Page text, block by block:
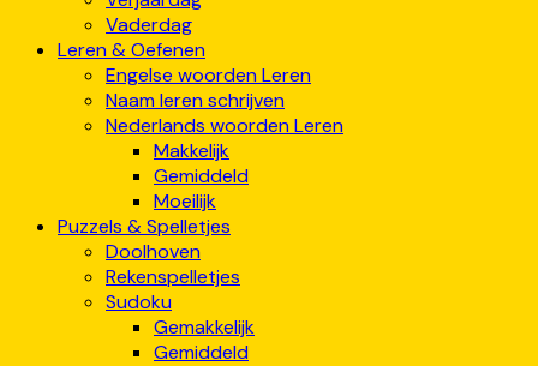
Vaderdag
Leren & Oefenen
Engelse woorden Leren
Naam leren schrijven
Nederlands woorden Leren
Makkelijk
Gemiddeld
Moeilijk
Puzzels & Spelletjes
Doolhoven
Rekenspelletjes
Sudoku
Gemakkelijk
Gemiddeld